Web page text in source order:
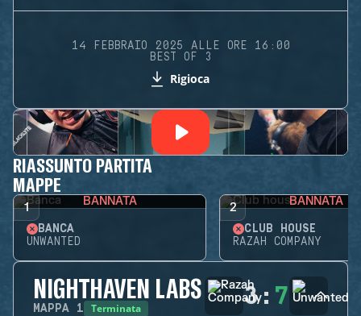
14 FEBBRAIO 2025 ALLE ORE 16:00
BEST OF 3
Rigioca
RIASSUNTO PARTITA
MAPPE
1 BANNATA
BANCA
UNWANTED
2 BANNATA
CLUB HOUSE
RAZAH COMPANY
NIGHTHAVEN LABS
MAPPA 1 Terminata 3: 7